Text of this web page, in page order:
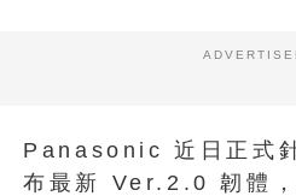
Panasonic 近日正式
布最新 Ver.2.0 韌體，